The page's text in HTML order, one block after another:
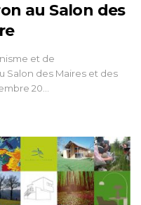
au Salon des
et de
Salon des Maires et des
20…